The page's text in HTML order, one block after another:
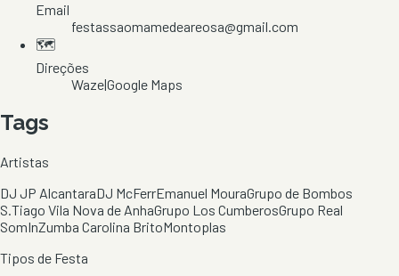
Email
festassaomamedeareosa@gmail.com
🗺️
Direções
Waze|Google Maps
Tags
Artistas
DJ JP AlcantaraDJ McFerrEmanuel MouraGrupo de Bombos
S.Tiago Vila Nova de AnhaGrupo Los CumberosGrupo Real
SomInZumba Carolina BritoMontoplas
Tipos de Festa